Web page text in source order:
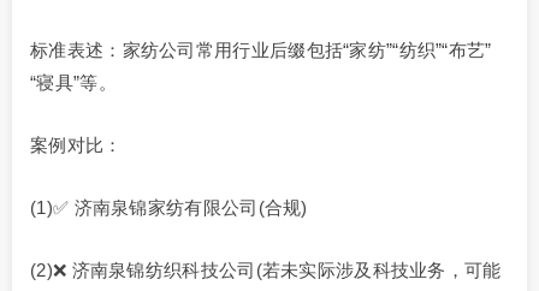
标准表述：家纺公司常用行业后缀包括“家纺”“纺织”“布艺”
“寝具”等。
案例对比：
(1)✅ 济南泉锦家纺有限公司(合规)
(2)❌ 济南泉锦纺织科技公司(若未实际涉及科技业务，可能